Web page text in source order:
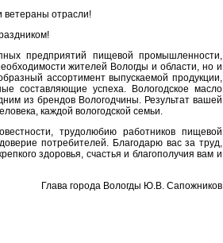
отрасли!
предприятий пищевой промышленности,
жителей Вологды и области, но и
ассортимент выпускаемой продукции,
составляющие успеха. Вологодское масло
из брендов Вологодчины. Результат вашей
каждой вологодской семьи.
трудолюбию работников пищевой
потребителей. Благодарю вас за труд,
здоровья, счастья и благополучия вам и
Глава города Вологды Ю.В. Сапожников